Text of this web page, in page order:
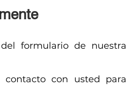
formulario de nuestra
contacto con usted para